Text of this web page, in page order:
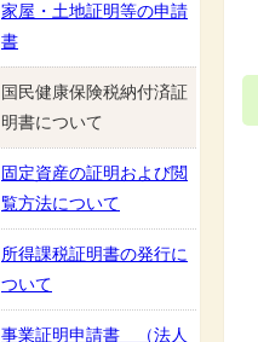
家屋・土地証明等の申請
書
国民健康保険税納付済証
明書について
固定資産の証明および閲
覧方法について
所得課税証明書の発行に
ついて
事業証明申請書 （法人